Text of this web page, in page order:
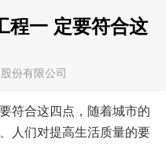
程一 定要符合这
份有限公司
符合这四点，随着城市的
人们对提高生活质量的要